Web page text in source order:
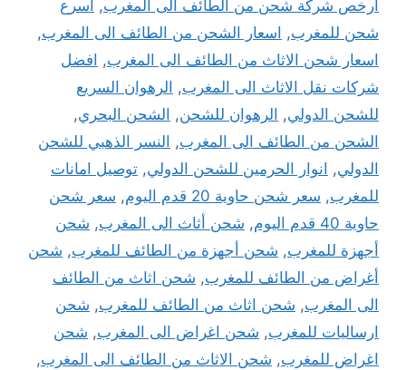
ارخص شركة شحن من الطائف الى المغرب, اسرع
شحن للمغرب, اسعار الشحن من الطائف الى المغرب,
اسعار شحن الاثاث من الطائف الى المغرب, افضل
شركات نقل الاثاث الى المغرب, الرهوان السريع
للشحن الدولي, الرهوان للشحن, الشحن البحري,
الشحن من الطائف الى المغرب, النسر الذهبي للشحن
الدولي, انوار الحرمين للشحن الدولي, توصيل امانات
للمغرب, سعر شحن حاوية 20 قدم اليوم , سعر شحن
حاوية 40 قدم اليوم
, شحن أثاث الى المغرب, شحن
أجهزة للمغرب, شحن أجهزة من الطائف للمغرب, شحن
أغراض من الطائف للمغرب, شحن اثاث من الطائف
الى المغرب, شحن اثاث من الطائف للمغرب, شحن
ارساليات للمغرب, شحن اغراض الى المغرب, شحن
اغراض للمغرب, شحن الاثاث من الطائف الى المغرب,